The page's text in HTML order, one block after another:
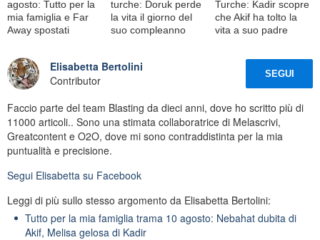
agosto: Tutto per la
mia famiglia e Far
Away spostati
turche: Doruk perde
la vita il giorno del
suo compleanno
Turche: Kadir scopre
che Akif ha tolto la
vita a suo padre
Elisabetta Bertolini
Contributor
SEGUI
Faccio parte del team Blasting da dieci anni, dove ho scritto più di
11000 articoli.. Sono una stimata collaboratrice di Melascrivi,
Greatcontent e O2O, dove mi sono contraddistinta per la mia
puntualità e precisione.
Segui Elisabetta su Facebook
Leggi di più sullo stesso argomento da Elisabetta Bertolini:
Tutto per la mia famiglia trama 10 agosto: Nebahat dubita di
Akif, Melisa gelosa di Kadir